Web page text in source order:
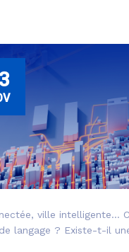
ville intelligente…
langage ? Existe-t-il